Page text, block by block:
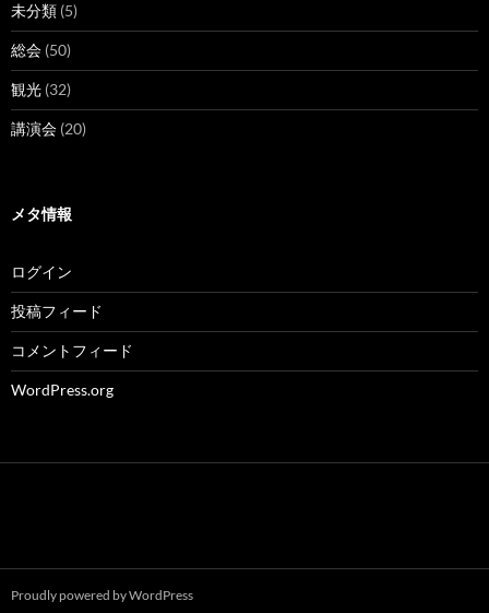
未分類 (5)
総会 (50)
観光 (32)
講演会 (20)
メタ情報
ログイン
投稿フィード
コメントフィード
WordPress.org
Proudly powered by WordPress